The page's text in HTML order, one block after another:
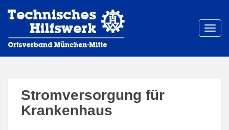
Stromversorgung für
Krankenhaus